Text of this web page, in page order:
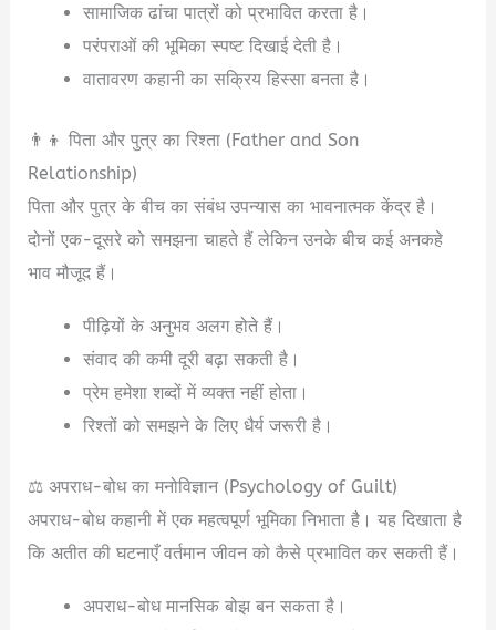
सामाजिक ढांचा पात्रों को प्रभावित करता है।
परंपराओं की भूमिका स्पष्ट दिखाई देती है।
वातावरण कहानी का सक्रिय हिस्सा बनता है।
👨‍👦 पिता और पुत्र का रिश्ता (Father and Son
Relationship)
पिता और पुत्र के बीच का संबंध उपन्यास का भावनात्मक केंद्र है।
दोनों एक-दूसरे को समझना चाहते हैं लेकिन उनके बीच कई अनकहे
भाव मौजूद हैं।
पीढ़ियों के अनुभव अलग होते हैं।
संवाद की कमी दूरी बढ़ा सकती है।
प्रेम हमेशा शब्दों में व्यक्त नहीं होता।
रिश्तों को समझने के लिए धैर्य जरूरी है।
⚖️ अपराध-बोध का मनोविज्ञान (Psychology of Guilt)
अपराध-बोध कहानी में एक महत्वपूर्ण भूमिका निभाता है। यह दिखाता है
कि अतीत की घटनाएँ वर्तमान जीवन को कैसे प्रभावित कर सकती हैं।
अपराध-बोध मानसिक बोझ बन सकता है।